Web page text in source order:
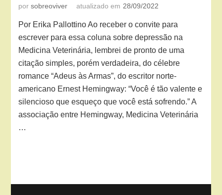
porsobreoviver atualizado em 28/09/2022
Por Erika Pallottino Ao receber o convite para
escrever para essa coluna sobre depressão na
Medicina Veterinária, lembrei de pronto de uma
citação simples, porém verdadeira, do célebre
romance “Adeus às Armas”, do escritor norte-
americano Ernest Hemingway: “Você é tão valente e
silencioso que esqueço que você está sofrendo.” A
associação entre Hemingway, Medicina Veterinária
…